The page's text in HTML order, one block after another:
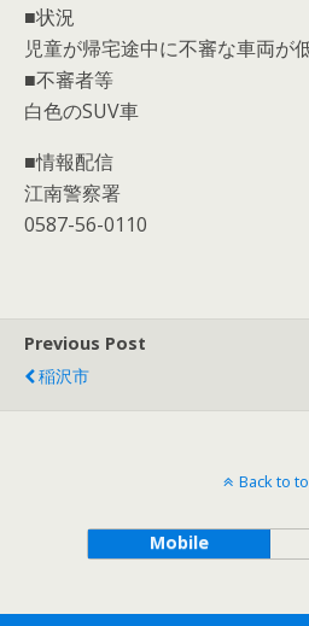
■状況
児童が帰宅途中に不審な車両が
■不審者等
白色のSUV車
■情報配信
江南警察署
0587-56-0110
Previous Post
稲沢市
Back to
Mobile